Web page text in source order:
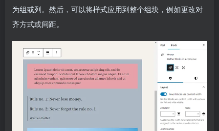
为组或列。然后，可以将样式应用到整个组块，例如更改对
齐方式或间距。